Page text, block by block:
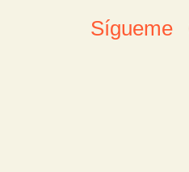
Sígueme